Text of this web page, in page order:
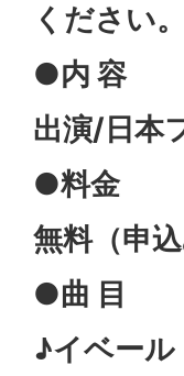
ください。
●内 容
出演/日本
●料金
無料（申
●曲 目
♪イベール